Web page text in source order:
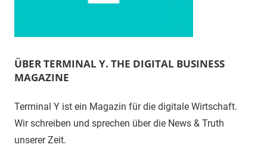
ÜBER TERMINAL Y. THE DIGITAL BUSINESS
MAGAZINE
Terminal Y ist ein Magazin für die digitale Wirtschaft.
Wir schreiben und sprechen über die News & Truth
unserer Zeit.